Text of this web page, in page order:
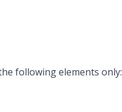
following elements only: